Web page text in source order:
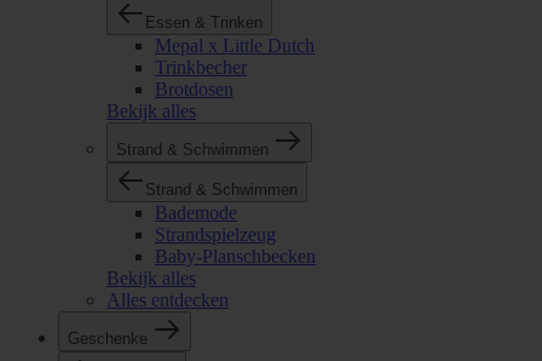
Essen & Trinken
Mepal x Little Dutch
Trinkbecher
Brotdosen
Bekijk alles
Strand & Schwimmen
Strand & Schwimmen
Bademode
Strandspielzeug
Baby-Planschbecken
Bekijk alles
Alles entdecken
Geschenke